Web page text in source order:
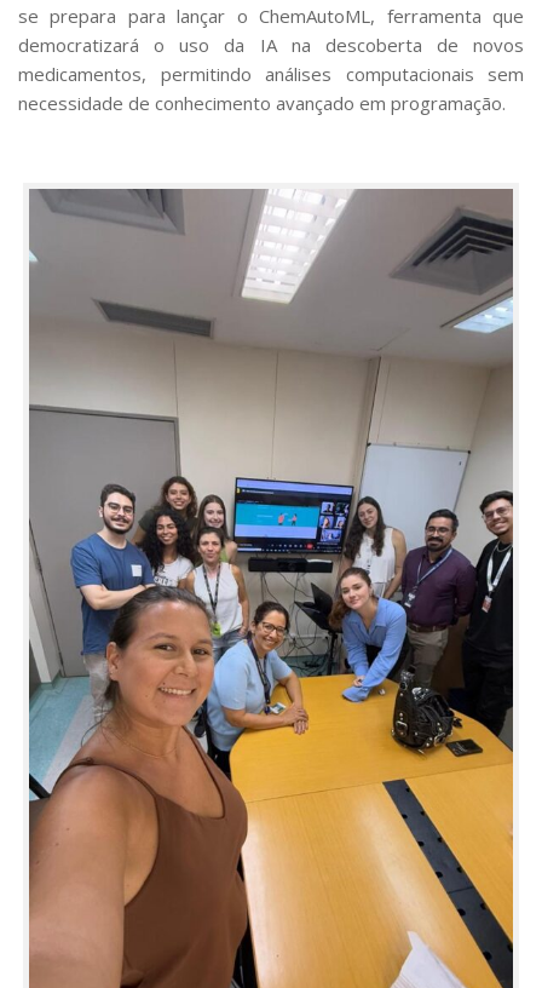
se prepara para lançar o ChemAutoML, ferramenta que
democratizará o uso da IA na descoberta de novos
medicamentos, permitindo análises computacionais sem
necessidade de conhecimento avançado em programação.